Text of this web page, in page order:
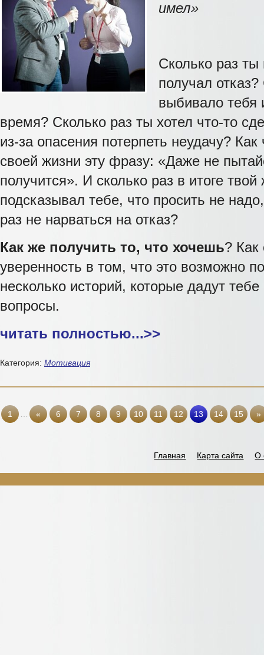
имел»
Сколько раз
получал
выбивало тебя
время? Сколько раз ты хотел что-то
из-за опасения потерпеть неудачу?
своей жизни эту фразу: «Даже не
получится». И сколько раз в итоге
подсказывал тебе, что просить не
раз не нарваться на отказ?
Как же получить то, что хочешь? Как
уверенность в том, что это возможно
несколько историй, которые дадут тебе
вопросы.
читать полностью...>>
Категория: Мотивация
1 « 6 7 8 9 10 11 12 13 14 15 »
Главная Карта сайта О